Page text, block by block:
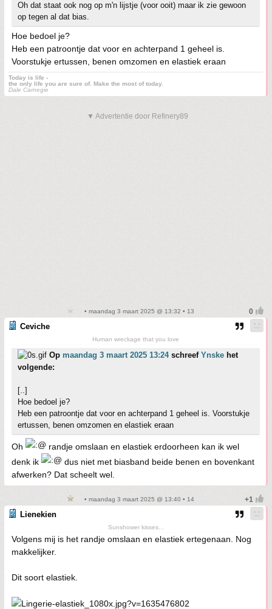
Oh dat staat ook nog op m'n lijstje (voor ooit) maar ik zie gewoon
op tegen al dat bias.
Hoe bedoel je?
Heb een patroontje dat voor en achterpand 1 geheel is.
Voorstukje ertussen, benen omzomen en elastiek eraan
Today is life -
the only life you are sure of. Make the most of today.
Dale Carnegie
▼ Advertentie door Refinery89
• maandag 3 maart 2025 @ 13:32 • 13
Ceviche
Human wreckage that you love
Op maandag 3 maart 2025 13:24schreef Ynske het
volgende:
[..]
Hoe bedoel je?
Heb een patroontje dat voor en achterpand 1 geheel is. Voorstukje
ertussen, benen omzomen en elastiek eraan
Oh
randje omslaan en elastiek erdoorheen kan ik wel
denk ik
dus niet met biasband beide benen en bovenkant
afwerken? Dat scheelt wel.
• maandag 3 maart 2025 @ 13:40 • 14
Lienekien
Sunshower kisses...
Volgens mij is het randje omslaan en elastiek ertegenaan. Nog
makkelijker.
Dit soort elastiek.